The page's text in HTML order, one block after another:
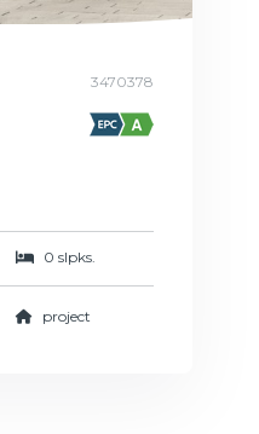
3470378
0 slpks.
project